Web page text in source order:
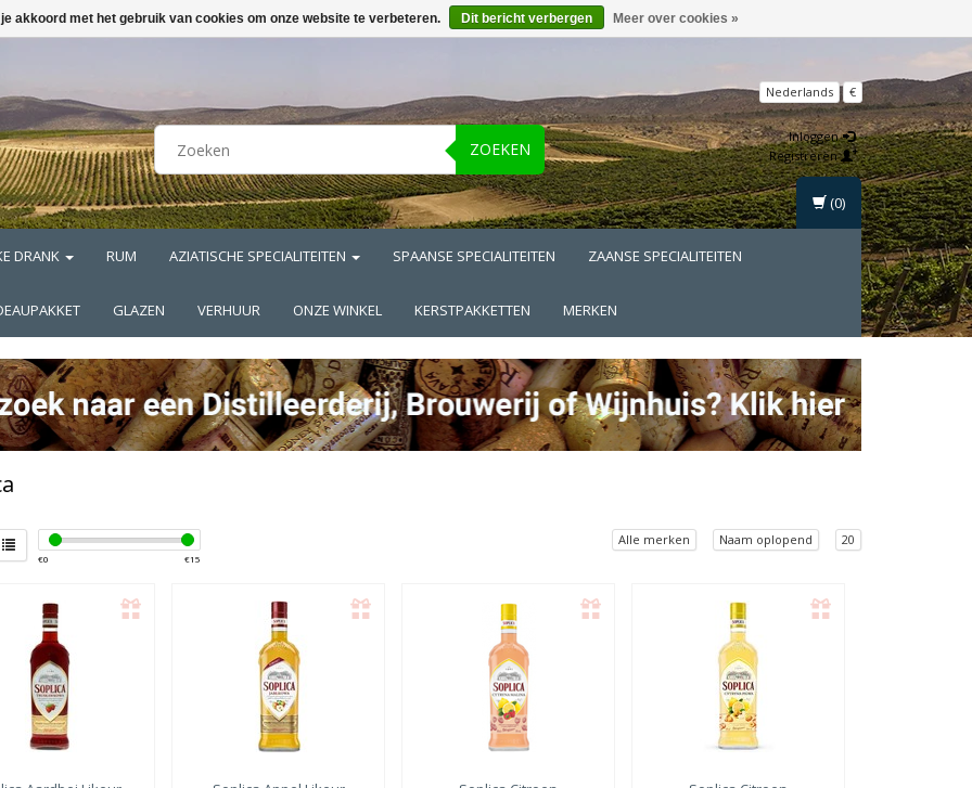
ZOEKEN
Nederlands €
Inloggen
Registreren
DRANK RUM AZIATISCHE SPECIALITEITEN SPAANSE SPECIALITEITEN ZAANSE SPECIALITEITEN
GLAZEN VERHUUR ONZE WINKEL KERSTPAKKETTEN MERKEN
(0)
€0 €15
Alle merken Naam oplopend 20
akkoord met het gebruik van cookies om onze website te verbeteren. Dit bericht verbergen Meer over cookies »